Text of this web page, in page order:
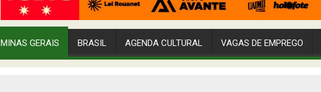
MINAS GERAIS BRASIL AGENDA CULTURAL VAGAS DE EMPREGO